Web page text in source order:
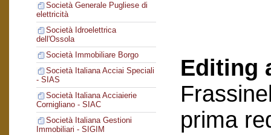
Società Generale Pugliese di
elettricità
Società Idroelettrica
dell'Ossola
Società Immobiliare Borgo
Società Italiana Acciai Speciali
- SIAS
Società Italiana Acciaierie
Cornigliano - SIAC
Società Italiana Gestioni
Immobiliari - SIGIM
Editing
prima